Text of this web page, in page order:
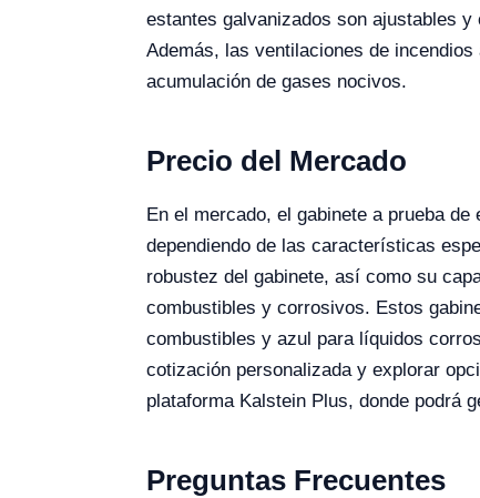
estantes galvanizados son ajustables
Además, las ventilaciones de
acumulación de gases nocivos.
Precio del Mercado
En el mercado, el gabinete a prueba
dependiendo de las características
robustez del gabinete, así como su
combustibles y corrosivos. Estos
combustibles y azul para líquidos
cotización personalizada y explorar
plataforma Kalstein Plus, donde podrá
Preguntas Frecuentes